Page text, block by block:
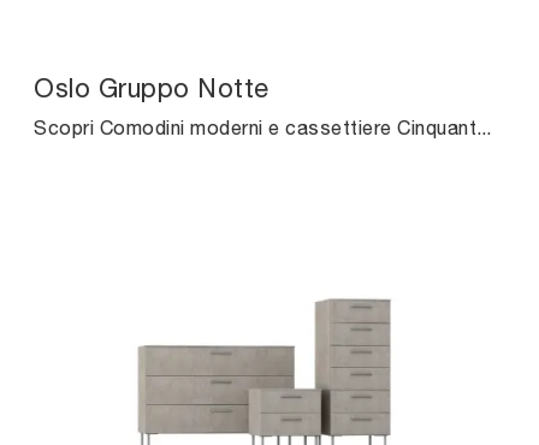
Oslo Gruppo Notte
Scopri Comodini moderni e cassettiere Cinquanta3! Il modello Oslo Gruppo Notte realizzato in melaminico è la soluzione ottimale.